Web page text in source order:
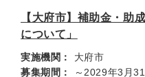
【大府市】補助金・助
について」
実施機関：
大府市
募集期間：
～2029年3月